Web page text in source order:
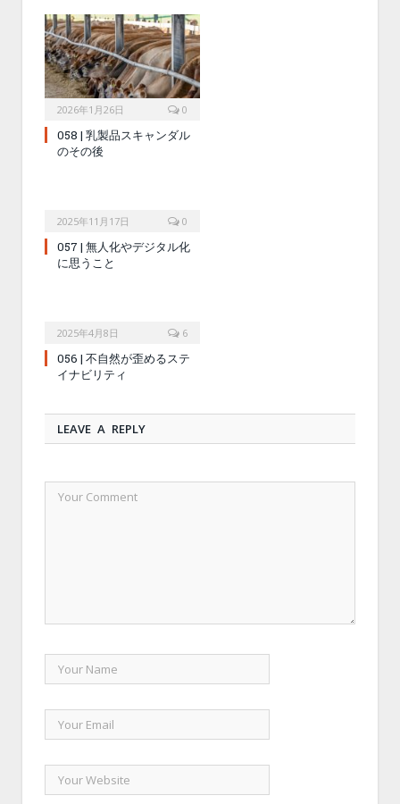
2026年1月26日 0
058 | 乳製品スキャンダル
のその後
2025年11月17日 0
057 | 無人化やデジタル化
に思うこと
2025年4月8日 6
056 | 不自然が歪めるステ
イナビリティ
LEAVE A REPLY